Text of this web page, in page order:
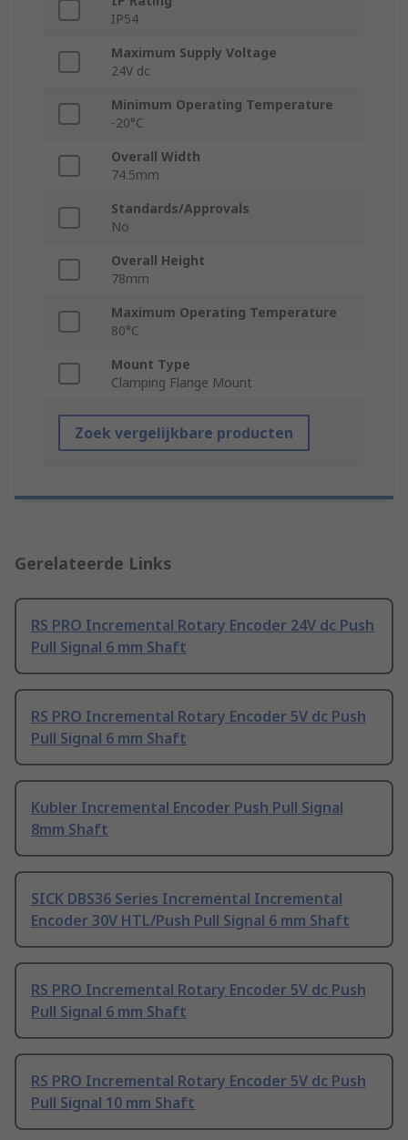
IP54
Maximum Supply Voltage
24V dc
Minimum Operating Temperature
-20°C
Overall Width
74.5mm
Standards/Approvals
No
Overall Height
78mm
Maximum Operating Temperature
80°C
Mount Type
Clamping Flange Mount
Zoek vergelijkbare producten
Gerelateerde Links
RS PRO Incremental Rotary Encoder 24V dc Push
Pull Signal 6 mm Shaft
RS PRO Incremental Rotary Encoder 5V dc Push
Pull Signal 6 mm Shaft
Kubler Incremental Encoder Push Pull Signal
8mm Shaft
SICK DBS36 Series Incremental Incremental
Encoder 30V HTL/Push Pull Signal 6 mm Shaft
RS PRO Incremental Rotary Encoder 5V dc Push
Pull Signal 6 mm Shaft
RS PRO Incremental Rotary Encoder 5V dc Push
Pull Signal 10 mm Shaft